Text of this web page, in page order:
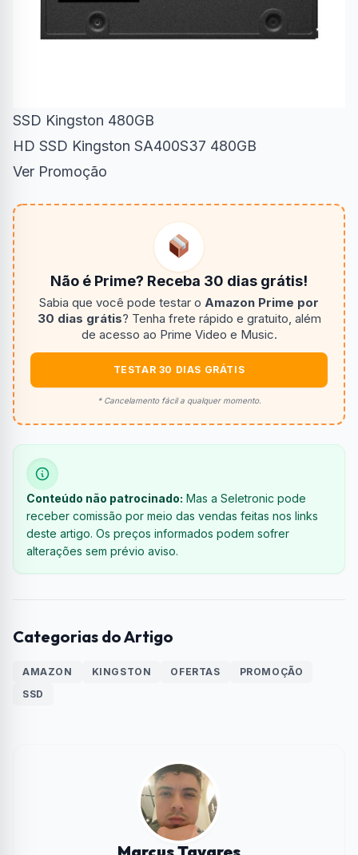
SSD Kingston 480GB
HD SSD Kingston SA400S37 480GB
Ver Promoção
Não é Prime? Receba 30 dias grátis!
Sabia que você pode testar o Amazon Prime por
30 dias grátis? Tenha frete rápido e gratuito, além
de acesso ao Prime Video e Music.
TESTAR 30 DIAS GRÁTIS
* Cancelamento fácil a qualquer momento.
Conteúdo não patrocinado: Mas a Seletronic pode
receber comissão por meio das vendas feitas nos links
deste artigo. Os preços informados podem sofrer
alterações sem prévio aviso.
Categorias do Artigo
AMAZON KINGSTON OFERTAS
PROMOÇÃO
SSD
Marcus Tavares